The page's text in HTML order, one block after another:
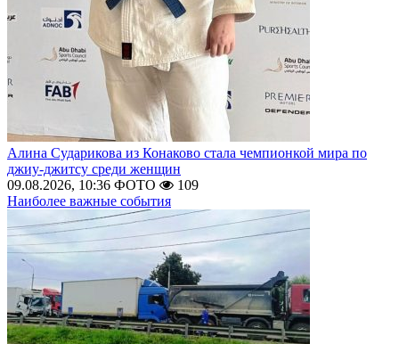
Алина Сударикова из Конаково стала чемпионкой мира по
джиу-джитсу среди женщин
09.08.2026, 10:36 ФОТО
109
Наиболее важные события